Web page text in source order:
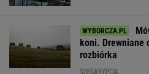
koni. Drewniane
rozbiórka
SUBSKRYPCJA